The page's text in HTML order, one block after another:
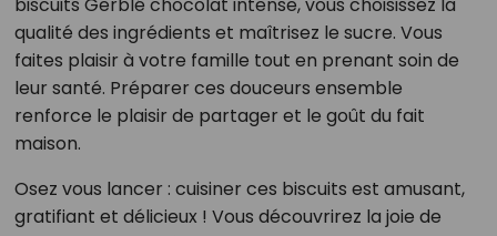
qualité des ingrédients et maîtrisez le sucre. Vous
faites plaisir à votre famille tout en prenant soin de
leur santé. Préparer ces douceurs ensemble
renforce le plaisir de partager et le goût du fait
maison.
Osez vous lancer : cuisiner ces biscuits est amusant,
gratifiant et délicieux ! Vous découvrirez la joie de